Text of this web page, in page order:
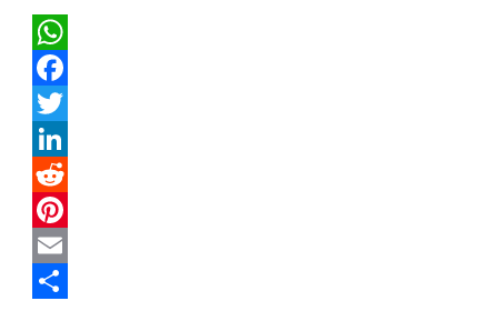
WhatsApp
Facebook
Twitter
LinkedIn
Reddit
Pinterest
Email